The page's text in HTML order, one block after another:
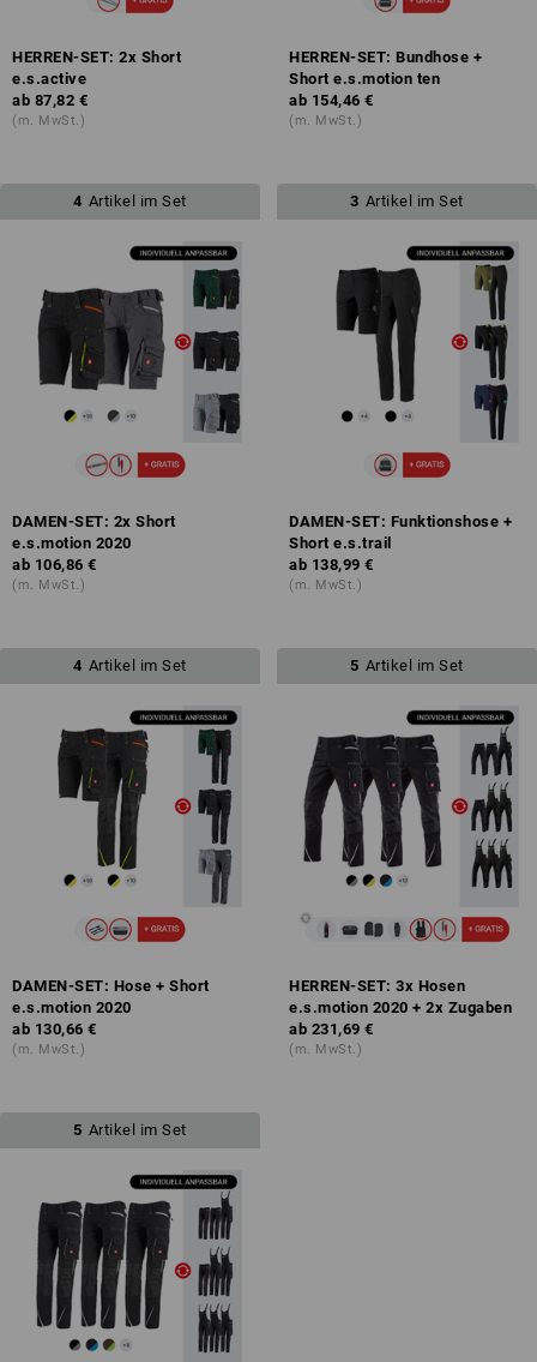
HERREN-SET: 2x Short
e.s.active
ab 87,82 €
(m. MwSt.)
HERREN-SET: Bundhose +
Short e.s.motion ten
ab 154,46 €
(m. MwSt.)
4 Artikel im Set
DAMEN-SET: 2x Short
e.s.motion 2020
ab 106,86 €
(m. MwSt.)
3 Artikel im Set
DAMEN-SET: Funktionshose +
Short e.s.trail
ab 138,99 €
(m. MwSt.)
4 Artikel im Set
DAMEN-SET: Hose + Short
e.s.motion 2020
ab 130,66 €
(m. MwSt.)
5 Artikel im Set
HERREN-SET: 3x Hosen
e.s.motion 2020 + 2x Zugaben
ab 231,69 €
(m. MwSt.)
5 Artikel im Set